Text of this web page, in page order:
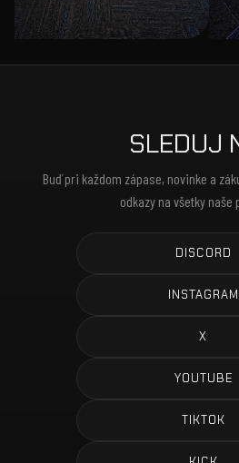
SLEDUJ
Buď pri každom zápase, novinke a
odkazy na všetky naše
DISCORD
INSTAGRAM
X
YOUTUBE
TIKTOK